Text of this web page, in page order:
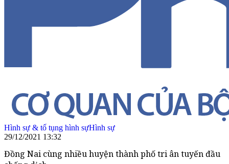
Hình sự & tố tụng hình sựHình sự
29/12/2021 13:32
Đồng Nai cùng nhiều huyện thành phố tri ân tuyến đầu